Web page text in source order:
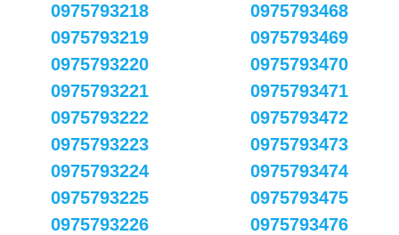
0975793218
0975793219
0975793220
0975793221
0975793222
0975793223
0975793224
0975793225
0975793226
0975793468
0975793469
0975793470
0975793471
0975793472
0975793473
0975793474
0975793475
0975793476